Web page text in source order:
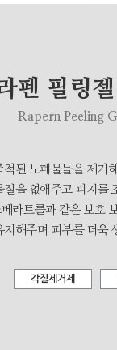
펜 필링
Rapern Peeling
적된 노폐물들을 제거
을 없애주고 피지를
라트롤과 같은 보호
지해주며 피부를 더욱
각질제거제